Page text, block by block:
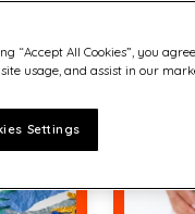
“Accept All Cookies”, you
usage, and assist in our
Settings